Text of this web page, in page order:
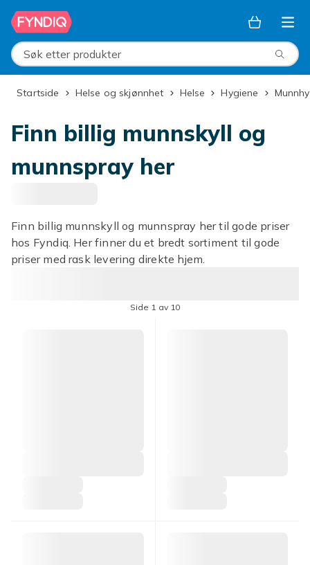
Hopp til hovedinnhold
Søk etter produkter
Startside Helse og skjønnhet Helse Hygiene
Finn billig munnskyll og
munnspray her
Finn billig munnskyll og munnspray her til gode priser
hos Fyndiq. Her finner du et bredt sortiment til gode
priser med rask levering direkte hjem.
Side 1 av 10